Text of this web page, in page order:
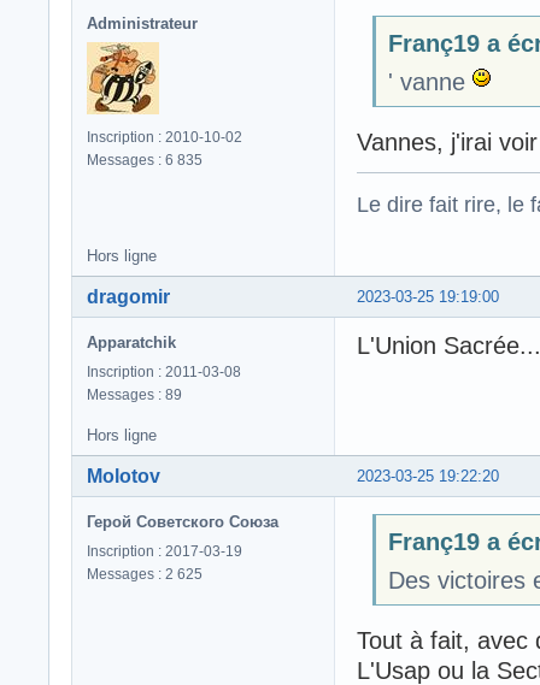
Administrateur
Inscription : 2010-10-02
Messages : 6 835
Franç19 a
' vanne
Vannes, j'irai
Le dire fait rire, le
Hors ligne
2023-03-25 19:19:00
dragomir
Apparatchik
Inscription : 2011-03-08
Messages : 89
L'Union Sacrée...
Hors ligne
2023-03-25 19:22:20
Molotov
Герой Советского Союза
Inscription : 2017-03-19
Messages : 2 625
Franç19 a
Des victoires
Tout à fait, avec
L'Usap ou la